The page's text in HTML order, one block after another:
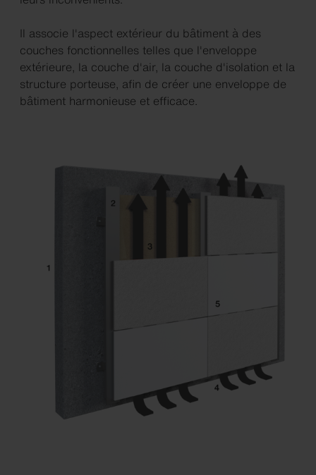
Il associe l'aspect extérieur du bâtiment à des
couches fonctionnelles telles que l'enveloppe
extérieure, la couche d'air, la couche d'isolation et la
structure porteuse, afin de créer une enveloppe de
bâtiment harmonieuse et efficace.